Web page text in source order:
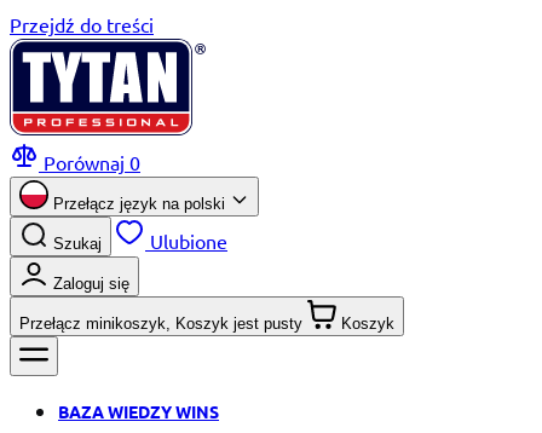
Przejdź do treści
Porównaj 0
Przełącz język na polski
Szukaj Ulubione
Zaloguj się
Przełącz minikoszyk, Koszyk jest pusty Koszyk
BAZA WIEDZY WINS